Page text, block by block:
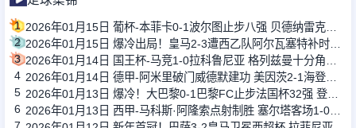
1
2
3
4
5
6